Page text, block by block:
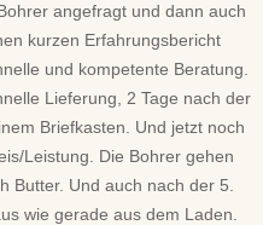
angefragt und dann auch
kurzen Erfahrungsbericht
und kompetente Beratung.
Lieferung, 2 Tage nach der
Briefkasten. Und jetzt noch
Leistung. Die Bohrer gehen
Butter. Und auch nach der 5.
wie gerade aus dem Laden.